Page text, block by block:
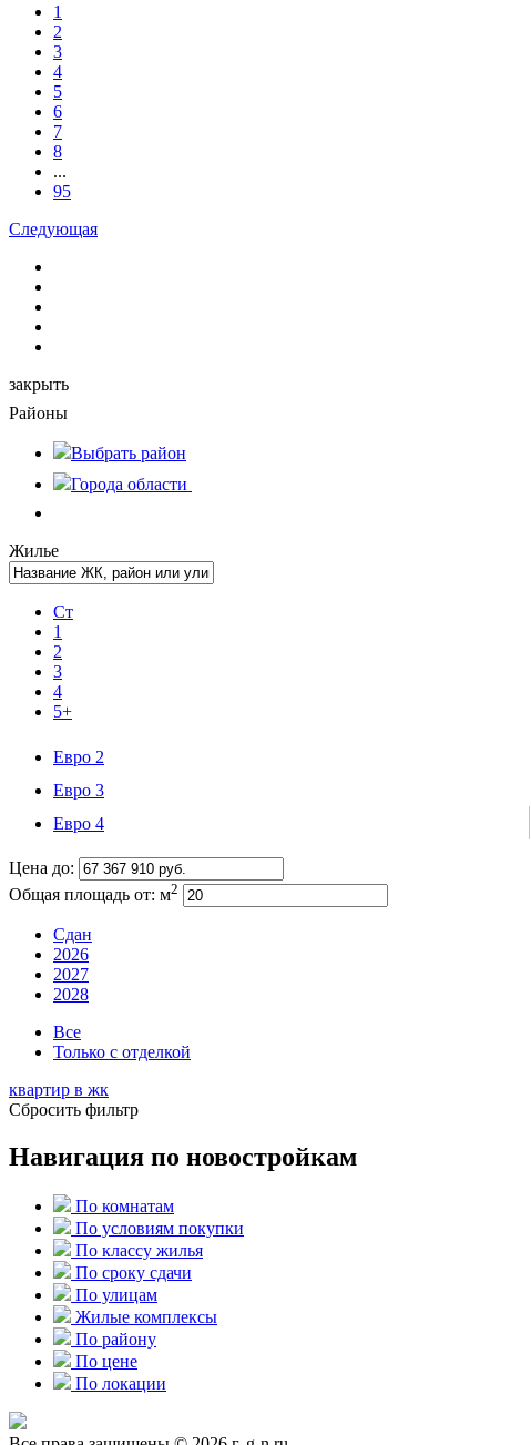
1
2
3
4
5
6
7
8
...
95
Следующая
закрыть
Районы
Выбрать район
Города области
Жилье
Ст
1
2
3
4
5+
Евро 2
Евро 3
Евро 4
Цена до:
Общая площадь от: м2
Сдан
2026
2027
2028
Все
Только с отделкой
квартир в жк
Сбросить фильтр
Навигация по новостройкам
По комнатам
По условиям покупки
По классу жилья
По сроку сдачи
По улицам
Жилые комплексы
По району
По цене
По локации